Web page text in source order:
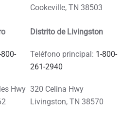
Cookeville, TN 38503
800-
Hwy
Distrito de Livingston
Teléfono principal: 1-800-
261-2940
320 Celina Hwy
Livingston, TN 38570